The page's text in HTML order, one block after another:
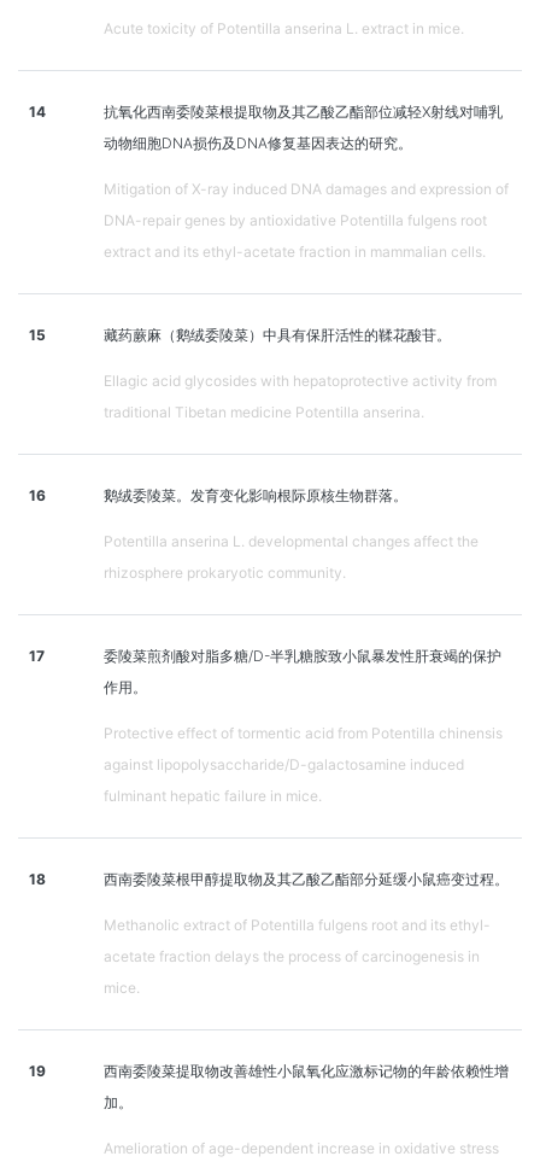
Acute toxicity of Potentilla anserina L. extract in mice.
14
抗氧化西南委陵菜根提取物及其乙酸乙酯部位减轻X射线对哺乳
动物细胞DNA损伤及DNA修复基因表达的研究。
Mitigation of X-ray induced DNA damages and expression of
DNA-repair genes by antioxidative Potentilla fulgens root
extract and its ethyl-acetate fraction in mammalian cells.
15 藏药蕨麻（鹅绒委陵菜）中具有保肝活性的鞣花酸苷。
Ellagic acid glycosides with hepatoprotective activity from
traditional Tibetan medicine Potentilla anserina.
16 鹅绒委陵菜。发育变化影响根际原核生物群落。
Potentilla anserina L. developmental changes affect the
rhizosphere prokaryotic community.
17
委陵菜煎剂酸对脂多糖/D-半乳糖胺致小鼠暴发性肝衰竭的保护
作用。
Protective effect of tormentic acid from Potentilla chinensis
against lipopolysaccharide/D-galactosamine induced
fulminant hepatic failure in mice.
18 西南委陵菜根甲醇提取物及其乙酸乙酯部分延缓小鼠癌变过程。
Methanolic extract of Potentilla fulgens root and its ethyl-
acetate fraction delays the process of carcinogenesis in
mice.
19
西南委陵菜提取物改善雄性小鼠氧化应激标记物的年龄依赖性增
加。
Amelioration of age-dependent increase in oxidative stress